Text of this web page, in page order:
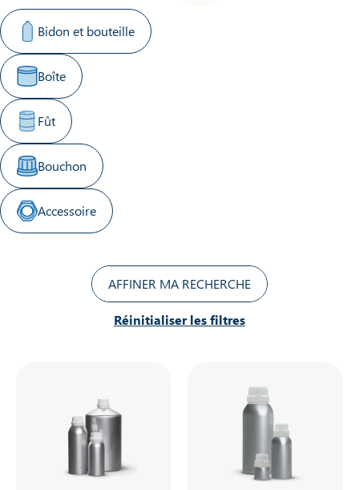
SÉLECTIONNER UNE CATÉGORIE DE PRODUIT
Bidon et bouteille
Boîte
Fût
Bouchon
Accessoire
AFFINER MA RECHERCHE
Réinitialiser les filtres